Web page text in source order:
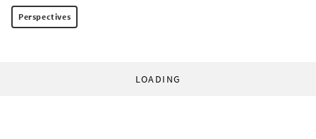
Perspectives
LOADING